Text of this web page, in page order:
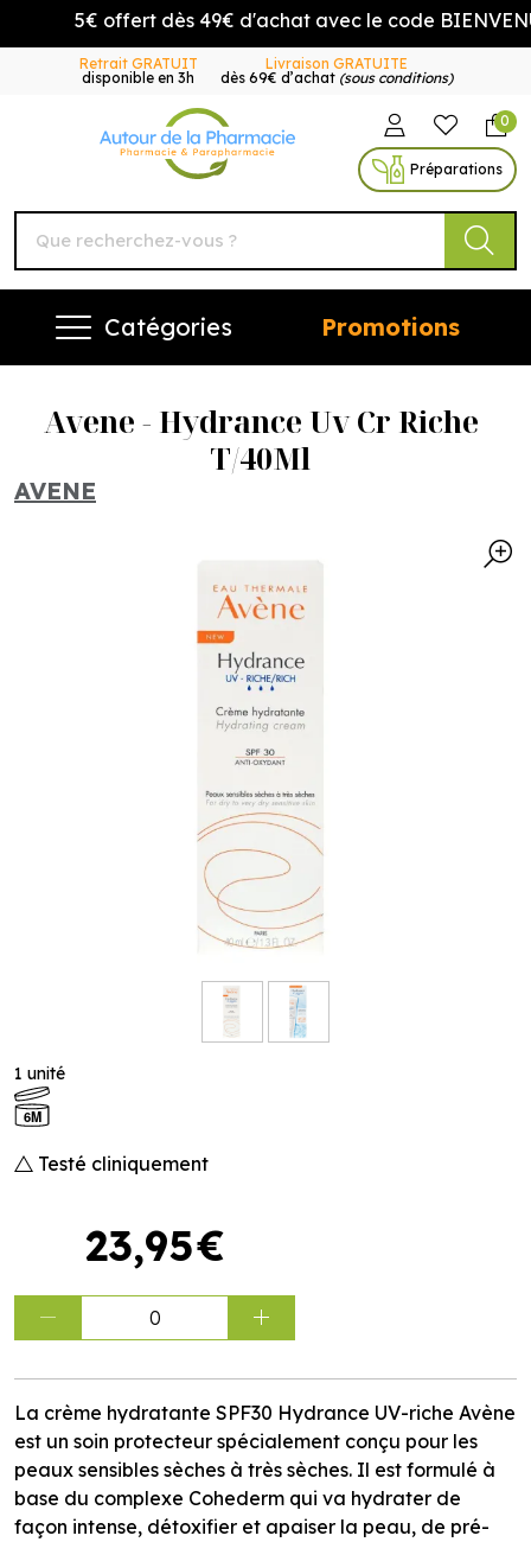
5€ offert dès 49€ d'achat avec le code
Retrait GRATUIT
disponible en 3h
Livraison GRATUITE
dès 69€ d’achat (sous conditions)
Autour de la Pharmacie
0
Préparations
Catégories Promotions
Avene - Hydrance Uv Cr Riche
T/40Ml
AVENE
1 unité
6M
Testé cliniquement
23,95€
0
La crème hydratante SPF30 Hydrance UV-riche Avène
est un soin protecteur spécialement conçu pour les
peaux sensibles sèches à très sèches. Il est formulé à
base du complexe Cohederm qui va hydrater de
façon intense, détoxifier et apaiser la peau, de pré-